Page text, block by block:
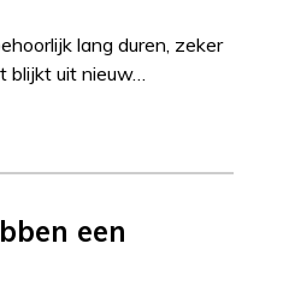
lang duren, zeker
blijkt uit nieuw…
een